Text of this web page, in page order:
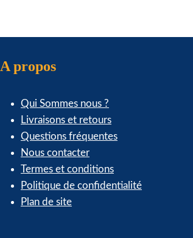
A propos
Qui Sommes nous ?
Livraisons et retours
Questions fréquentes
Nous contacter
Termes et conditions
Politique de confidentialité
Plan de site